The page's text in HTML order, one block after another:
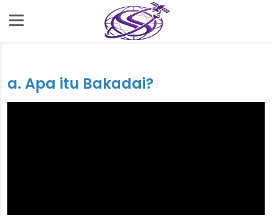
a. Apa itu Bakadai?